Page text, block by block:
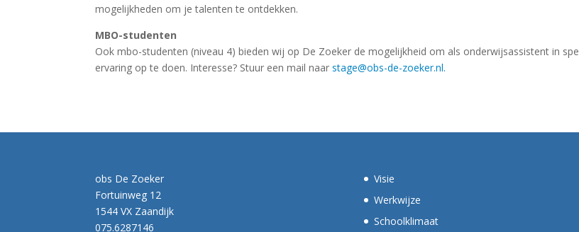
mogelijkheden om je talenten te ontdekken.
MBO-studenten
Ook mbo-studenten (niveau 4) bieden wij op De Zoeker de mogelijkheid om als onderwijsassistent in spe
ervaring op te doen. Interesse? Stuur een mail naarstage@obs-de-zoeker.nl.
obs De Zoeker
Fortuinweg 12
1544 VX Zaandijk
075.6287146
Visie
Werkwijze
Schoolklimaat